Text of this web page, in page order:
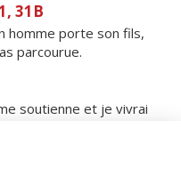
31B
homme porte son fils,
parcourue.
soutienne et je vivrai